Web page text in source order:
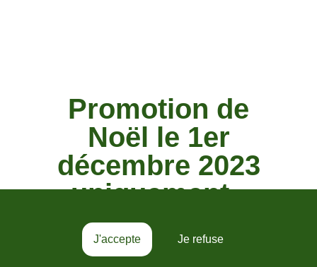
Promotion de
Noël le 1er
décembre 2023
uniquement :
-40%
J'accepte Je refuse